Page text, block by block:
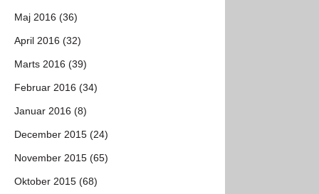
Maj 2016 (36)
April 2016 (32)
Marts 2016 (39)
Februar 2016 (34)
Januar 2016 (8)
December 2015 (24)
November 2015 (65)
Oktober 2015 (68)